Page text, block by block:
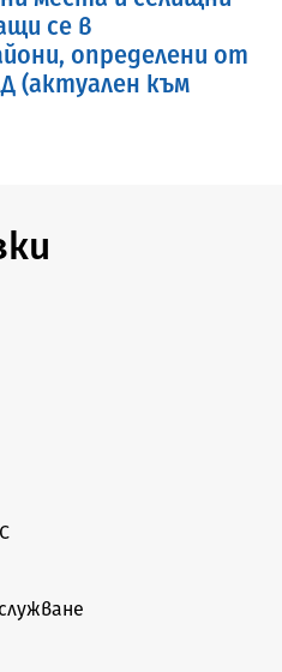
се в
определени от
(актуален към